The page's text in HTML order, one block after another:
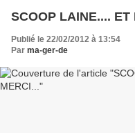
SCOOP LAINE.... ET
Publié le 22/02/2012 à 13:54
Par ma-ger-de